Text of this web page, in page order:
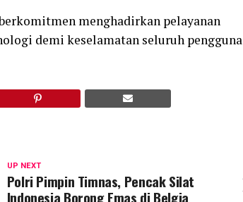
menghadirkan pelayanan
demi keselamatan seluruh pengguna
UP NEXT
Polri Pimpin Timnas, Pencak Silat
Indonesia Borong Emas di Belgia